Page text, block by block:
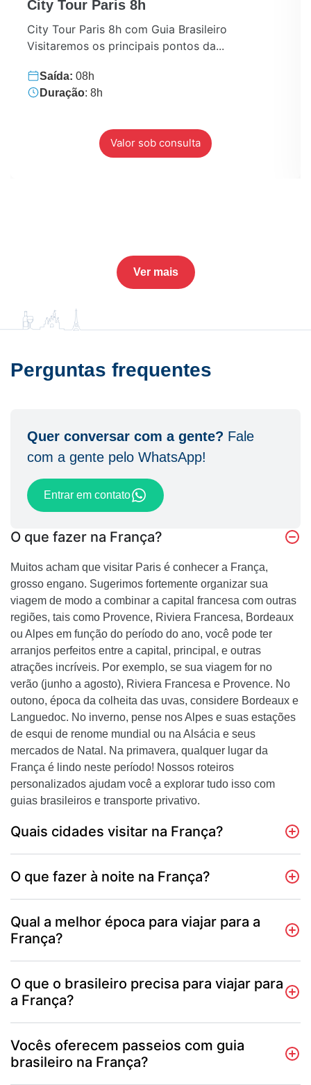
City Tour Paris 8h
City Tour Paris 8h com Guia Brasileiro
Visitaremos os principais pontos da...
Saída: 08h
Duração: 8h
Valor sob consulta
Ver mais
Perguntas frequentes
Quer conversar com a gente? Fale
com a gente pelo WhatsApp!
Entrar em contato
O que fazer na França?
Muitos acham que visitar Paris é conhecer a França,
grosso engano. Sugerimos fortemente organizar sua
viagem de modo a combinar a capital francesa com outras
regiões, tais como Provence, Riviera Francesa, Bordeaux
ou Alpes em função do período do ano, você pode ter
arranjos perfeitos entre a capital, principal, e outras
atrações incríveis. Por exemplo, se sua viagem for no
verão (junho a agosto), Riviera Francesa e Provence. No
outono, época da colheita das uvas, considere Bordeaux e
Languedoc. No inverno, pense nos Alpes e suas estações
de esqui de renome mundial ou na Alsácia e seus
mercados de Natal. Na primavera, qualquer lugar da
França é lindo neste período! Nossos roteiros
personalizados ajudam você a explorar tudo isso com
guias brasileiros e transporte privativo.
Quais cidades visitar na França?
O que fazer à noite na França?
Qual a melhor época para viajar para a
França?
O que o brasileiro precisa para viajar para
a França?
Vocês oferecem passeios com guia
brasileiro na França?